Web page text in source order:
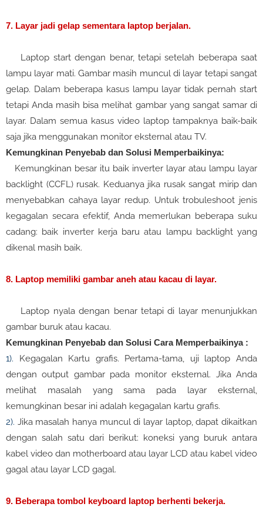
7. Layar jadi gelap sementara laptop berjalan.
Laptop start dengan benar, tetapi setelah beberapa saat
lampu layar mati. Gambar masih muncul di layar tetapi sangat
gelap. Dalam beberapa kasus lampu layar tidak pernah start
tetapi Anda masih bisa melihat gambar yang sangat samar di
layar. Dalam semua kasus video laptop tampaknya baik-baik
saja jika menggunakan monitor eksternal atau TV.
Kemungkinan Penyebab dan Solusi Memperbaikinya:
Kemungkinan besar itu baik inverter layar atau lampu layar
backlight (CCFL) rusak. Keduanya jika rusak sangat mirip dan
menyebabkan cahaya layar redup. Untuk trobuleshoot jenis
kegagalan secara efektif, Anda memerlukan beberapa suku
cadang: baik inverter kerja baru atau lampu backlight yang
dikenal masih baik.
8. Laptop memiliki gambar aneh atau kacau di layar.
Laptop nyala dengan benar tetapi di layar menunjukkan
gambar buruk atau kacau.
Kemungkinan Penyebab dan Solusi Cara Memperbaikinya :
1). Kegagalan Kartu grafis. Pertama-tama, uji laptop Anda
dengan output gambar pada monitor eksternal. Jika Anda
melihat masalah yang sama pada layar eksternal,
kemungkinan besar ini adalah kegagalan kartu grafis.
2). Jika masalah hanya muncul di layar laptop, dapat dikaitkan
dengan salah satu dari berikut: koneksi yang buruk antara
kabel video dan motherboard atau layar LCD atau kabel video
gagal atau layar LCD gagal.
9. Beberapa tombol keyboard laptop berhenti bekerja.